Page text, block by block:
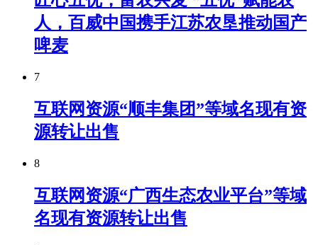
人，百威中国携手江苏农垦推动国产
啤麦
7
互联网资源“顺丰集团”等域名现有资
源转让出售
8
互联网资源“广西生态农业平台”等域
名现有资源转让出售